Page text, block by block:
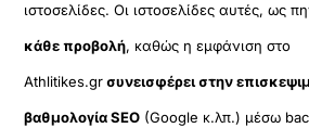
ιστοσελίδες. Οι ιστοσελίδες αυτές, ως
κάθε προβολή, καθώς η εμφάνιση στο
Athlitikes.grσυνεισφέρει στην
βαθμολογία SEO (Google κ.λπ.) μέσω